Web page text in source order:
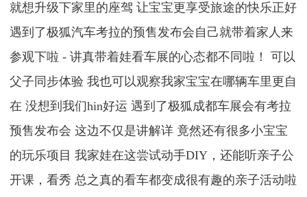
就想升级下家里的座驾 让宝宝更享受旅途的快乐正好
遇到了极狐汽车考拉的预售发布会自己就带着家人来
参观下啦 - 讲真带着娃看车展的心态都不同啦！ 可以
父子同步体验 我也可以观察我家宝宝在哪辆车里更自
在 没想到我们hin好运 遇到了极狐成都车展会有考拉
预售发布会 这边不仅是讲解详 竟然还有很多小宝宝
的玩乐项目 我家娃在这尝试动手DIY，还能听亲子公
开课，看秀 总之真的看车都变成很有趣的亲子活动啦